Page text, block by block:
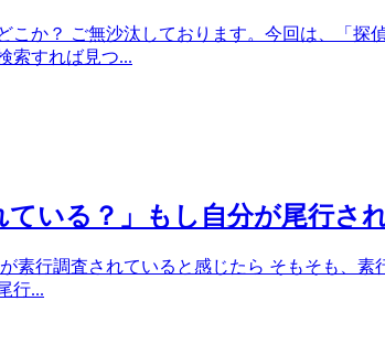
こか？ ご無沙汰しております。今回は、「探
索すれば見つ...
ている？」もし自分が尾行さ
素行調査されていると感じたら そもそも、
行...